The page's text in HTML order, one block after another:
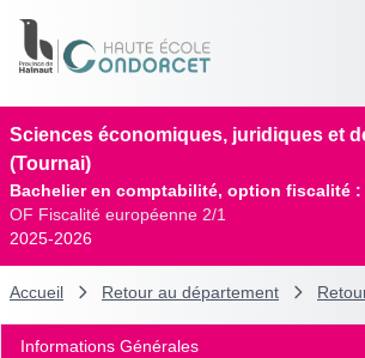
Sciences économiques, juridiques et
(Tournai)
Bachelier en comptabilité, option fiscalité :
OF Fiscalité européenne 2/1
2025-2026
Accueil Retour au département
Informations Générales